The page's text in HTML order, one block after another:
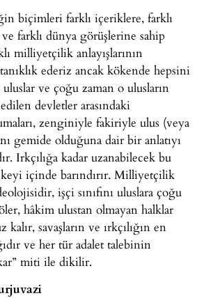
biçimleri farklı içeriklere, farklı
farklı dünya görüşlerine sahip
milliyetçilik anlayışlarının
tanıklık ederiz ancak kökende hepsini
ve çoğu zaman o ulusların
devletler arasındaki
zenginiyle fakiriyle ulus (veya
gemide olduğuna dair bir anlatıyı
Irkçılığa kadar uzanabilecek bu
içinde barındırır. Milliyetçilik
işçi sınıfını uluslara çoğu
hâkim ulustan olmayan halklar
kalır, savaşların ve ırkçılığın en
ve her tür adalet talebinin
miti ile dikilir.